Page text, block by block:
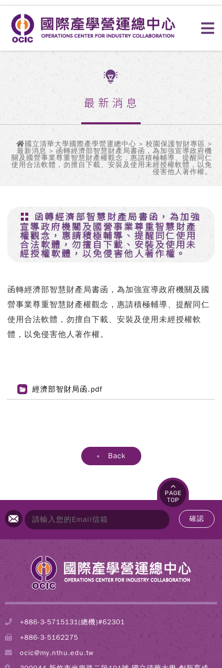
最新消息
國立清華大學國際產學營運總中心 > 校園保護智財專區 >
最新消息 > 函轉經濟部智慧財產局書函，為加強宣導政府機
關及國營事業尊重智慧財產權觀念，惠請積極輔導、提醒同仁
使用合法軟體，勿擅自下載、安裝及使用未經授權軟體，以免
侵害他人著作權。
函轉經濟部智慧財產局書函，為加強
宣導政府機關及國營事業尊重智慧財產
權觀念，惠請積極輔導、提醒同仁使用
合法軟體，勿擅自下載、安裝及使用未
經授權軟體，以免侵害他人著作權。
函轉經濟部智慧財產局書函，為加強宣導政府機關及國
營事業尊重智慧財產權觀念，惠請積極輔導、提醒同仁
使用合法軟體，勿擅自下載、安裝及使用未經授權軟
體，以免侵害他人著作權。
經濟部智財局函.pdf
« Back
確認
+886-3-5715131(總機)#62301
+886-3-5162275
ocic@my.nthu.edu.tw